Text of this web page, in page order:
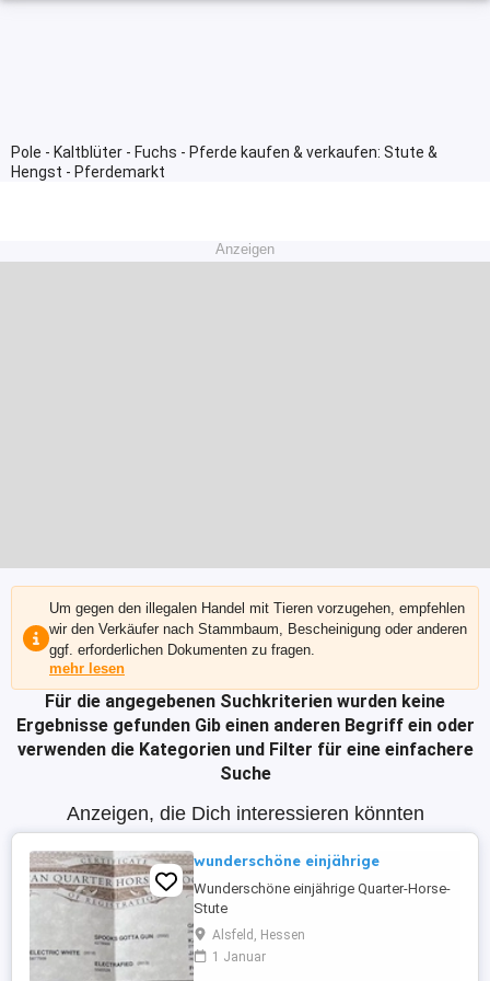
Pole - Kaltblüter - Fuchs - Pferde kaufen & verkaufen: Stute &
Hengst - Pferdemarkt
Anzeigen
Um gegen den illegalen Handel mit Tieren vorzugehen, empfehlen
wir den Verkäufer nach Stammbaum, Bescheinigung oder anderen
ggf. erforderlichen Dokumenten zu fragen.
mehr lesen
Für die angegebenen Suchkriterien wurden keine
Ergebnisse gefunden Gib einen anderen Begriff ein oder
verwenden die Kategorien und Filter für eine einfachere
Suche
Anzeigen, die Dich interessieren könnten
wunderschöne einjährige
Wunderschöne einjährige Quarter-Horse-
Stute
Alsfeld, Hessen
1 Januar